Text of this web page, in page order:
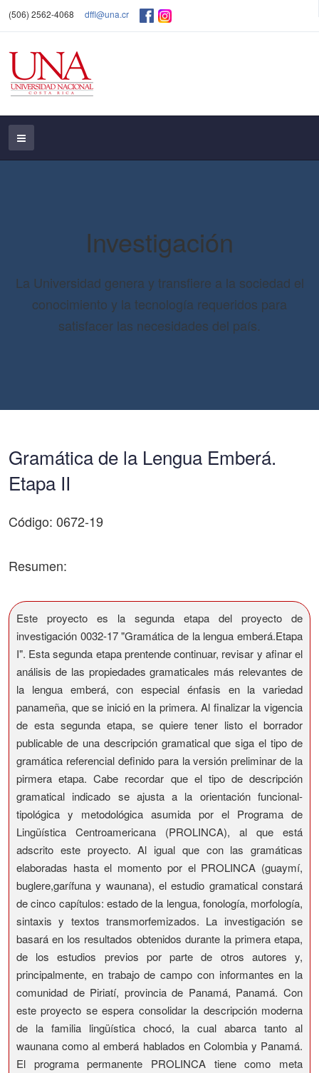
(506) 2562-4068 dffl@una.cr
Investigación
La Universidad genera y transfiere a la sociedad el
conocimiento y la tecnología requeridos para
satisfacer las necesidades del país.
Gramática de la Lengua Emberá.
Etapa II
Código: 0672-19
Resumen:
Este proyecto es la segunda etapa del proyecto de
investigación 0032-17 "Gramática de la lengua emberá.Etapa
I". Esta segunda etapa prentende continuar, revisar y afinar el
análisis de las propiedades gramaticales más relevantes de
la lengua emberá, con especial énfasis en la variedad
panameña, que se inició en la primera. Al finalizar la vigencia
de esta segunda etapa, se quiere tener listo el borrador
publicable de una descripción gramatical que siga el tipo de
gramática referencial definido para la versión preliminar de la
pirmera etapa. Cabe recordar que el tipo de descripción
gramatical indicado se ajusta a la orientación funcional-
tipológica y metodológica asumida por el Programa de
Lingüística Centroamericana (PROLINCA), al que está
adscrito este proyecto. Al igual que con las gramáticas
elaboradas hasta el momento por el PROLINCA (guaymí,
buglere,garífuna y waunana), el estudio gramatical constará
de cinco capítulos: estado de la lengua, fonología, morfología,
sintaxis y textos transmorfemizados. La investigación se
basará en los resultados obtenidos durante la primera etapa,
de los estudios previos por parte de otros autores y,
principalmente, en trabajo de campo con informantes en la
comunidad de Piriatí, provincia de Panamá, Panamá. Con
este proyecto se espera consolidar la descripción moderna
de la familia lingüística chocó, la cual abarca tanto al
waunana como al emberá hablados en Colombia y Panamá.
El programa permanente PROLINCA tiene como meta